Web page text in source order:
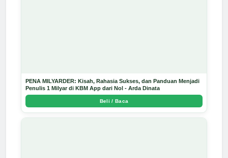
PENA MILYARDER: Kisah, Rahasia Sukses, dan Panduan Menjadi
Penulis 1 Milyar di KBM App dari Nol - Arda Dinata
Beli / Baca